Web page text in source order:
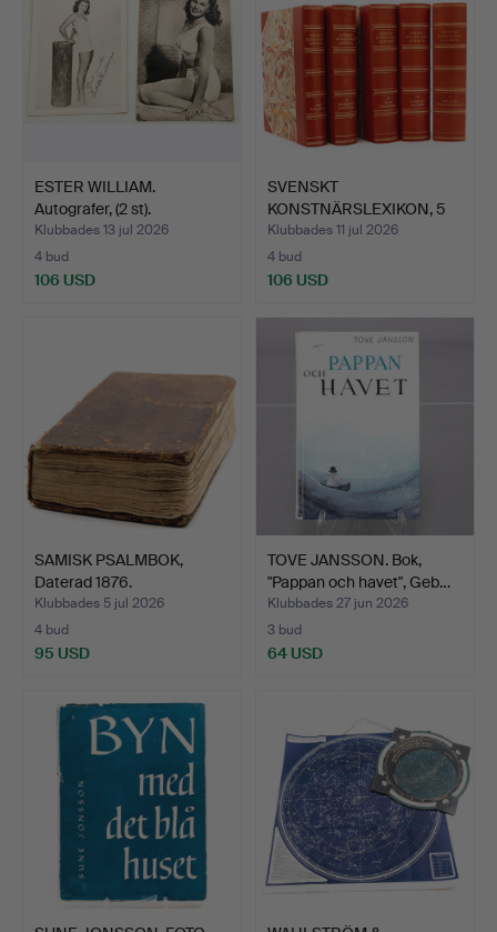
ESTER WILLIAM.
Autografer, (2 st).
Klubbades 13 jul 2026
4 bud
106 USD
SVENSKT
KONSTNÄRSLEXIKON, 5
band, Allhems,…
Klubbades 11 jul 2026
4 bud
106 USD
SAMISK PSALMBOK,
Daterad 1876.
Klubbades 5 jul 2026
4 bud
95 USD
TOVE JANSSON. Bok,
"Pappan och havet", Geb…
Klubbades 27 jun 2026
3 bud
64 USD